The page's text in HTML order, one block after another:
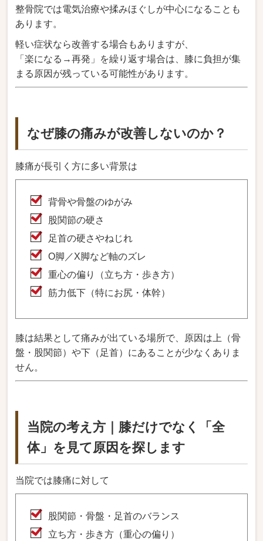
整骨院では電気治療や揉みほぐしが中心になることも
あります。
軽い症状なら改善する場合もありますが、
「楽になる→再発」を繰り返す場合は、膝に負担が集
まる原因が残っている可能性があります。
なぜ膝の痛みが改善しないのか？
膝痛が長引く方に多い背景は
背骨や骨盤のゆがみ
股関節の硬さ
足首の硬さやねじれ
O脚／X脚など軸のズレ
重心の偏り（立ち方・歩き方）
筋力低下（特にお尻・体幹）
膝は結果として痛みが出ている場所で、原因は上（骨
盤・股関節）や下（足首）にあることが少なくありま
せん。
当院の考え方｜膝だけでなく「全
体」を見て原因を探します
当院では膝痛に対して
股関節・骨盤・足首のバランス
立ち方・歩き方（重心の偏り）